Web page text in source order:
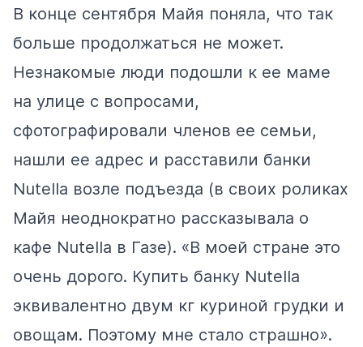
В конце сентября Майя поняла, что так
больше продолжаться не может.
Незнакомые люди подошли к ее маме
на улице с вопросами,
сфотографировали членов ее семьи,
нашли ее адрес и расставили банки
Nutella возле подъезда (в своих роликах
Майя неоднократно рассказывала о
кафе Nutella в Газе). «В моей стране это
очень дорого. Купить банку Nutella
эквивалентно двум кг куриной грудки и
овощам. Поэтому мне стало страшно».